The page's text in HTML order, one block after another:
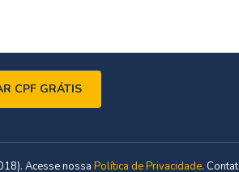
CPF GRÁTIS
Acesse nossa Política de Privacidade.